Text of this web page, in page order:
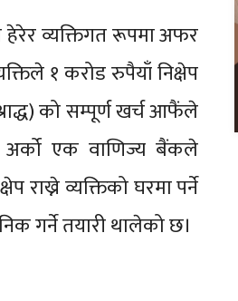
व्यक्तिगत रूपमा अफर
१ करोड रुपैयाँ निक्षेप
को सम्पूर्ण खर्च आफैंले
अर्को एक वाणिज्य बैंकले
राख्ने व्यक्तिको घरमा पर्ने
गर्ने तयारी थालेको छ।